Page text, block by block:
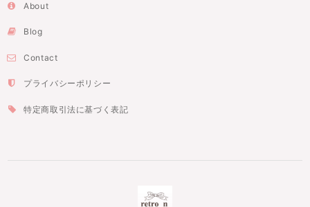
About
Blog
Contact
プライバシーポリシー
特定商取引法に基づく表記